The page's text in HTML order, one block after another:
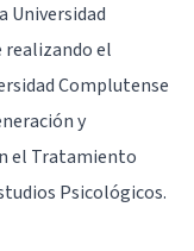
Universidad
realizando el
Complutense
y
el Tratamiento
Psicológicos.